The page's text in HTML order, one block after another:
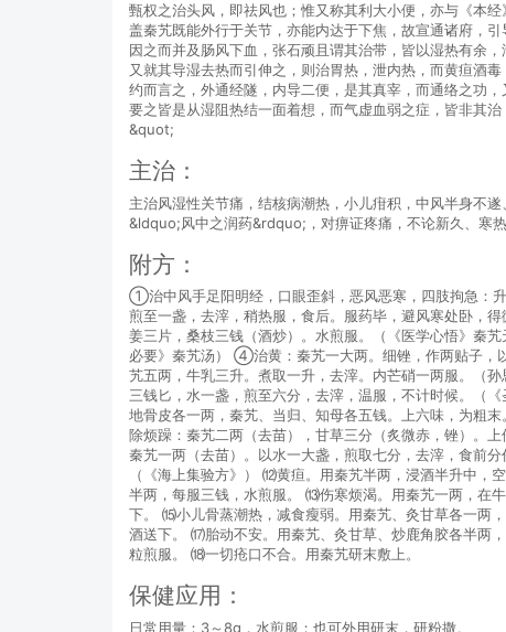
甄权之治头风，即祛风也；惟又称其利大小便，亦与《本经
盖秦艽既能外行于关节，亦能内达于下焦，故宣通诸府，
因之而并及肠风下血，张石顽且谓其治带，皆以湿热有余
又就其导湿去热而引伸之，则治胃热，泄内热，而黄疸酒
约而言之，外通经隧，内导二便，是其真宰，而通络之功，
要之皆是从湿阻热结一面着想，而气虚血弱之症，皆非其治
&quot;
主治：
主治风湿性关节痛，结核病潮热，小儿疳积，中风半身不
&ldquo;风中之润药&rdquo;，对痹证疼痛，不论新久、寒
附方：
①治中风手足阳明经，口眼歪斜，恶风恶寒，四肢拘急：
煎至一盏，去滓，稍热服，食后。服药毕，避风寒处卧，
姜三片，桑枝三钱（酒炒）。水煎服。（《医学心悟》秦
必要》秦艽汤） ④治黄：秦艽一大两。细锉，作两贴子，
艽五两，牛乳三升。煮取一升，去滓。内芒硝一两服。（
三钱匕，水一盏，煎至六分，去滓，温服，不计时候。（
地骨皮各一两，秦艽、当归、知母各五钱。上六味，为粗
除烦躁：秦艽二两（去苗），甘草三分（炙微赤，锉）。
秦艽一两（去苗）。以水一大盏，煎取七分，去滓，食前
（《海上集验方》） ⑿黄疸。用秦艽半两，浸酒半升中
半两，每服三钱，水煎服。 ⒀伤寒烦渴。用秦艽一两，在
下。 ⒂小儿骨蒸潮热，减食瘦弱。用秦艽、灸甘草各一两
酒送下。 ⒄胎动不安。用秦艽、灸甘草、炒鹿角胶各半两
粒煎服。 ⒅一切疮口不合。用秦艽研末敷上。
保健应用：
日常用量：3～8g，水煎服；也可外用研末，研粉撒。